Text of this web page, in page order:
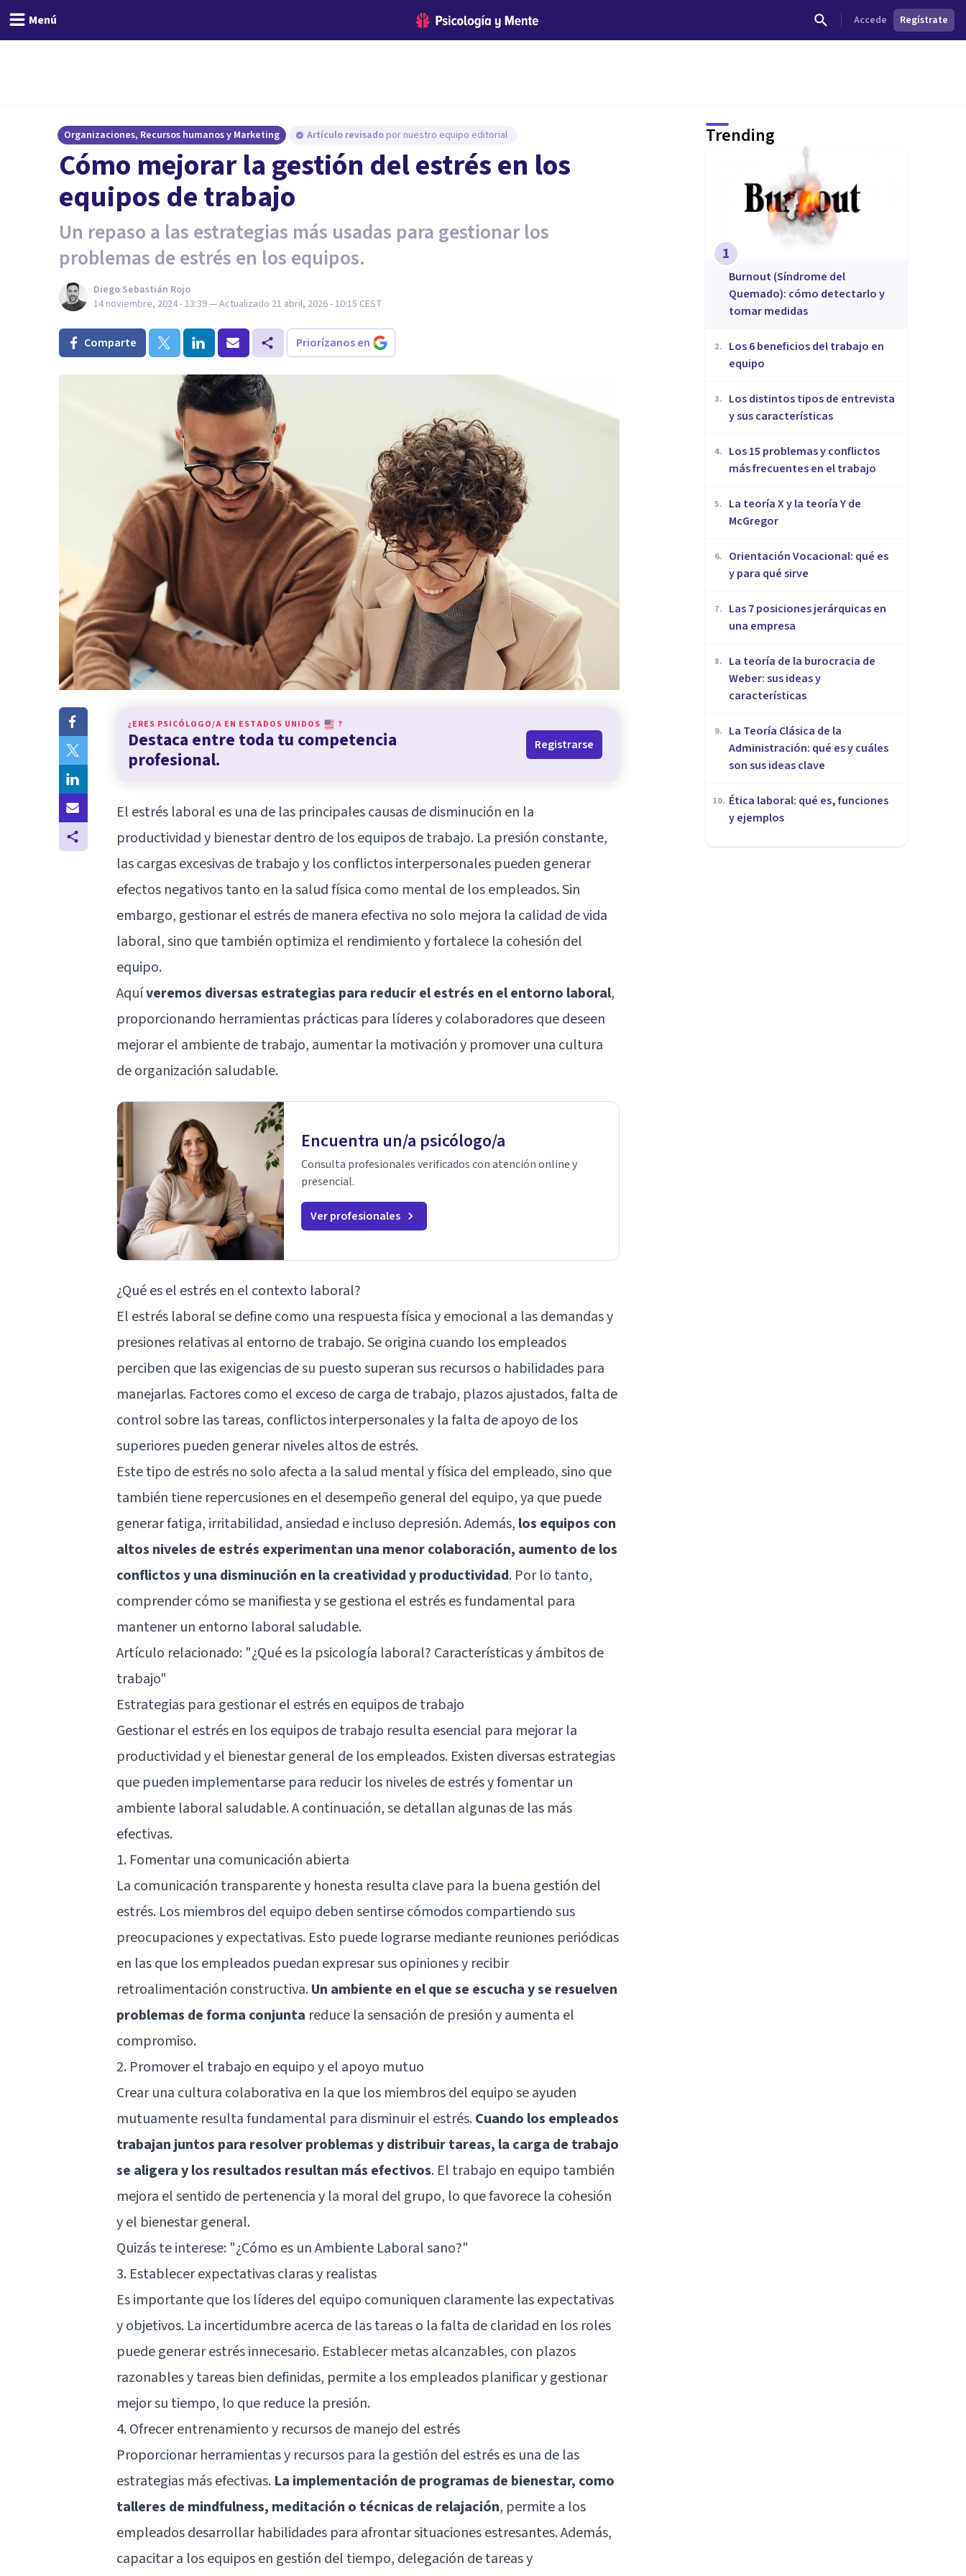
Menú Accede Regístrate
Organizaciones, Recursos humanos y Marketing Artículo revisado por nuestro equipo editorial
Cómo mejorar la gestión del estrés en los
equipos de trabajo
Un repaso a las estrategias más usadas para gestionar los
problemas de estrés en los equipos.
Diego Sebastián Rojo
14 noviembre, 2024 - 13:39— Actualizado 21 abril, 2026 - 10:15 CEST
Comparte Priorízanos en
¿ERES PSICÓLOGO/A EN ESTADOS UNIDOS ?
Destaca entre toda tu competencia
profesional.
Registrarse
El estrés laboral es una de las principales causas de disminución en la
productividad y bienestar dentro de los equipos de trabajo. La presión constante,
las cargas excesivas de trabajo y los conflictos interpersonales pueden generar
efectos negativos tanto en la salud física como mental de los empleados. Sin
embargo, gestionar el estrés de manera efectiva no solo mejora la calidad de vida
laboral, sino que también optimiza el rendimiento y fortalece la cohesión del
equipo.
Aquíveremos diversas estrategias para reducir el estrés en el entorno laboral,
proporcionando herramientas prácticas para líderes y colaboradores que deseen
mejorar el ambiente de trabajo, aumentar la motivación y promover una cultura
de organización saludable.
Encuentra un/a psicólogo/a
Consulta profesionales verificados con atención online y
presencial.
Ver profesionales
¿Qué es el estrés en el contexto laboral?
El estrés laboral se define como una respuesta física y emocional a las demandas y
presiones relativas al entorno de trabajo. Se origina cuando los empleados
perciben que las exigencias de su puesto superan sus recursos o habilidades para
manejarlas. Factores como el exceso de carga de trabajo, plazos ajustados, falta de
control sobre las tareas, conflictos interpersonales y la falta de apoyo de los
superiores pueden generar niveles altos de estrés.
Este tipo de estrés no solo afecta a la salud mental y física del empleado, sino que
también tiene repercusiones en el desempeño general del equipo, ya que puede
generar fatiga, irritabilidad, ansiedad e incluso depresión. Además, los equipos con
altos niveles de estrés experimentan una menor colaboración, aumento de los
conflictos y una disminución en la creatividad y productividad. Por lo tanto,
comprender cómo se manifiesta y se gestiona el estrés es fundamental para
mantener un entorno laboral saludable.
Artículo relacionado: "¿Qué es la psicología laboral? Características y ámbitos de
trabajo"
Estrategias para gestionar el estrés en equipos de trabajo
Gestionar el estrés en los equipos de trabajo resulta esencial para mejorar la
productividad y el bienestar general de los empleados. Existen diversas estrategias
que pueden implementarse para reducir los niveles de estrés y fomentar un
ambiente laboral saludable. A continuación, se detallan algunas de las más
efectivas.
1. Fomentar una comunicación abierta
La comunicación transparente y honesta resulta clave para la buena gestión del
estrés. Los miembros del equipo deben sentirse cómodos compartiendo sus
preocupaciones y expectativas. Esto puede lograrse mediante reuniones periódicas
en las que los empleados puedan expresar sus opiniones y recibir
retroalimentación constructiva.Un ambiente en el que se escucha y se resuelven
problemas de forma conjunta reduce la sensación de presión y aumenta el
compromiso.
2. Promover el trabajo en equipo y el apoyo mutuo
Crear una cultura colaborativa en la que los miembros del equipo se ayuden
mutuamente resulta fundamental para disminuir el estrés.Cuando los empleados
trabajan juntos para resolver problemas y distribuir tareas, la carga de trabajo
se aligera y los resultados resultan más efectivos. El trabajo en equipo también
mejora el sentido de pertenencia y la moral del grupo, lo que favorece la cohesión
y el bienestar general.
Quizás te interese: "¿Cómo es un Ambiente Laboral sano?"
3. Establecer expectativas claras y realistas
Es importante que los líderes del equipo comuniquen claramente las expectativas
y objetivos. La incertidumbre acerca de las tareas o la falta de claridad en los roles
puede generar estrés innecesario. Establecer metas alcanzables, con plazos
razonables y tareas bien definidas, permite a los empleados planificar y gestionar
mejor su tiempo, lo que reduce la presión.
4. Ofrecer entrenamiento y recursos de manejo del estrés
Proporcionar herramientas y recursos para la gestión del estrés es una de las
estrategias más efectivas. La implementación de programas de bienestar, como
talleres de mindfulness, meditación o técnicas de relajación, permite a los
empleados desarrollar habilidades para afrontar situaciones estresantes. Además,
capacitar a los equipos en gestión del tiempo, delegación de tareas y
Trending
1
Burnout (Síndrome del
Quemado): cómo detectarlo y
tomar medidas
2.
​Los 6 beneficios del trabajo en
equipo
3.
​Los distintos tipos de entrevista
y sus características
4.
​Los 15 problemas y conflictos
más frecuentes en el trabajo
5.
La teoría X y la teoría Y de
McGregor
6.
Orientación Vocacional: qué es
y para qué sirve
7.
Las 7 posiciones jerárquicas en
una empresa
8.
La teoría de la burocracia de
Weber: sus ideas y
características
9.
La Teoría Clásica de la
Administración: qué es y cuáles
son sus ideas clave
10. Ética laboral: qué es, funciones
y ejemplos